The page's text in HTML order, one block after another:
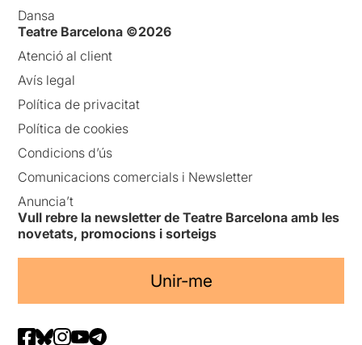
Dansa
Teatre Barcelona ©2026
Atenció al client
Avís legal
Política de privacitat
Política de cookies
Condicions d’ús
Comunicacions comercials i Newsletter
Anuncia’t
Vull rebre la newsletter de Teatre Barcelona amb les
novetats, promocions i sorteigs
Unir-me